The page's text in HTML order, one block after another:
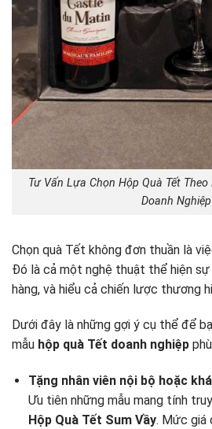
Tư Vấn Lựa Chọn Hộp Quà Tết
Doanh Nghiệp
Chọn quà Tết không đơn thuần là
Đó là cả một nghệ thuật thể hiện sự
hàng, và hiểu cả chiến lược thương
Dưới đây là những gợi ý cụ thể để
mẫu hộp quà Tết doanh nghiệp
Tặng nhân viên nội bộ hoặc
Ưu tiên những mẫu mang tính
Hộp Quà Tết Sum Vầy. Mức giá